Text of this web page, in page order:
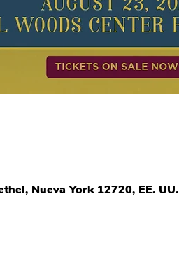
Nueva York 12720, EE. UU.